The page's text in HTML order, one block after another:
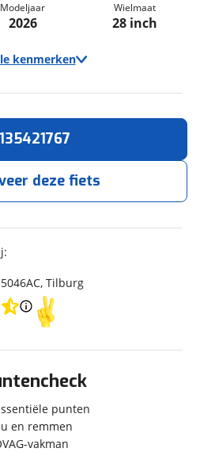
Modeljaar
2026
Wielmaat
28 inch
kenmerken
Diamant
Mahon Trip Plus (Midstep)
50 cm
28 inch
Nieuw
Derailleur
5046AC, Tilburg
deze fiets
snel contact met je op.
punten
en remmen
vakman